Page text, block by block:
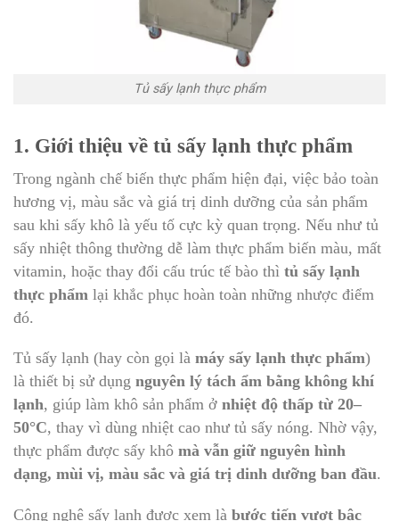
Tủ sấy lạnh thực phẩm
1. Giới thiệu về tủ sấy lạnh thực phẩm
Trong ngành chế biến thực phẩm hiện đại, việc bảo toàn
hương vị, màu sắc và giá trị dinh dưỡng của sản phẩm
sau khi sấy khô là yếu tố cực kỳ quan trọng. Nếu như tủ
sấy nhiệt thông thường dễ làm thực phẩm biến màu, mất
vitamin, hoặc thay đổi cấu trúc tế bào thì tủ sấy lạnh
thực phẩm lại khắc phục hoàn toàn những nhược điểm
đó.
Tủ sấy lạnh (hay còn gọi là máy sấy lạnh thực phẩm)
là thiết bị sử dụng nguyên lý tách ẩm bằng không khí
lạnh, giúp làm khô sản phẩm ở nhiệt độ thấp từ 20–
50°C, thay vì dùng nhiệt cao như tủ sấy nóng. Nhờ vậy,
thực phẩm được sấy khô mà vẫn giữ nguyên hình
dạng, mùi vị, màu sắc và giá trị dinh dưỡng ban đầu.
Công nghệ sấy lạnh được xem là bước tiến vượt bậc